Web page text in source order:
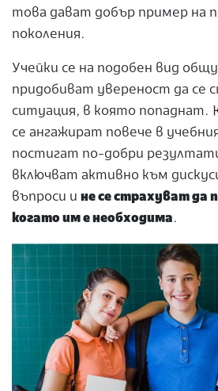
това дават добър пример на
поколения.
Учейки се на подобен вид
придобиват увереност да се
ситуация, в която попаднат.
се ангажират повече в
постигат по-добри
включват активно към
въпроси и не се страхуват
когато им е необходима.